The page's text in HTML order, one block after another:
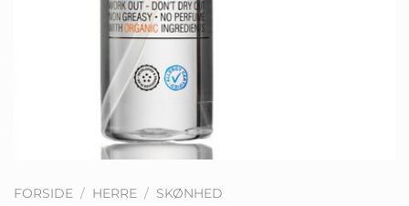
FORSIDE / HERRE / SKØNHED